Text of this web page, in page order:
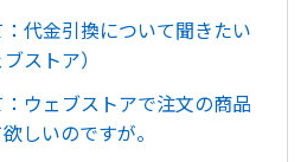
代金引換について聞きたい
ストア）
ウェブストアで注文の商品
しいのですが。